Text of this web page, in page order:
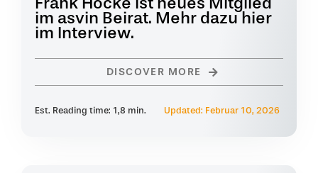
im asvin Beirat. Mehr dazu hier
im Interview.
DISCOVER MORE
Est. Reading time: 1,8 min. Updated: Februar 10, 2026